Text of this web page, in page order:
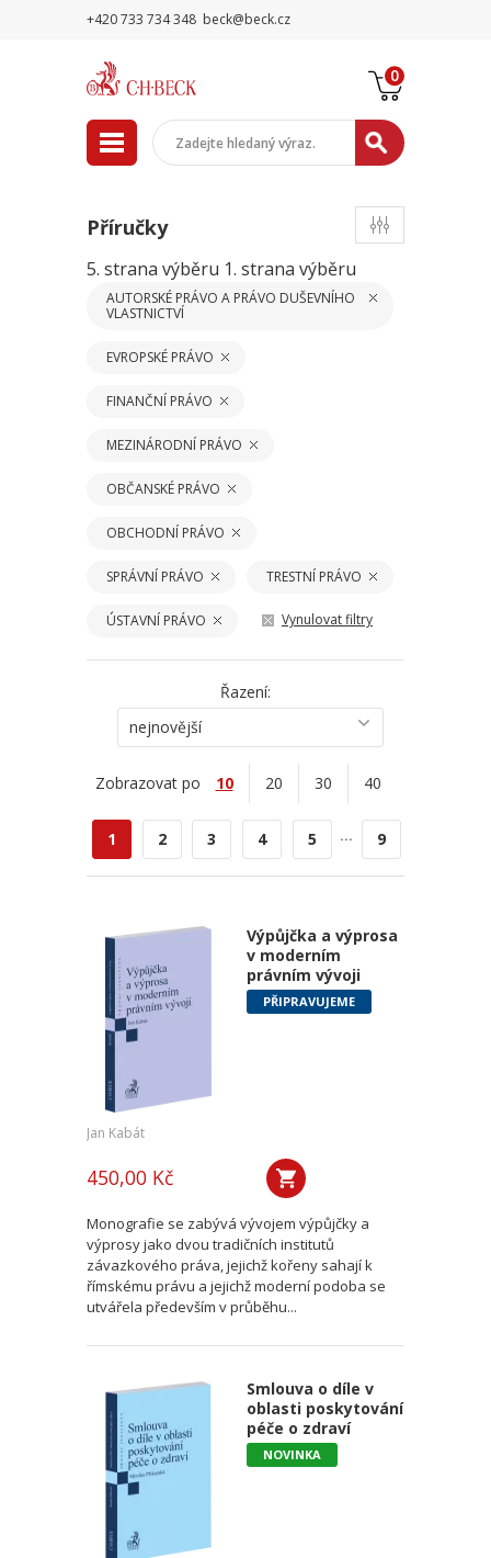
+420 733 734 348 beck@beck.cz
0
Příručky
5. strana výběru 1. strana výběru
AUTORSKÉ PRÁVO A PRÁVO DUŠEVNÍHO
VLASTNICTVÍ
EVROPSKÉ PRÁVO
FINANČNÍ PRÁVO
MEZINÁRODNÍ PRÁVO
OBČANSKÉ PRÁVO
OBCHODNÍ PRÁVO
SPRÁVNÍ PRÁVO TRESTNÍ PRÁVO
ÚSTAVNÍ PRÁVO Vynulovat filtry
Řazení:
nejnovější
Zobrazovat po 10 20 30 40
1 2 3 4 5 ... 9
Výpůjčka a výprosa
v moderním
právním vývoji
PŘIPRAVUJEME
Jan Kabát
450,00 Kč
Monografie se zabývá vývojem výpůjčky a
výprosy jako dvou tradičních institutů
závazkového práva, jejichž kořeny sahají k
římskému právu a jejichž moderní podoba se
utvářela především v průběhu...
Smlouva o díle v
oblasti poskytování
péče o zdraví
NOVINKA